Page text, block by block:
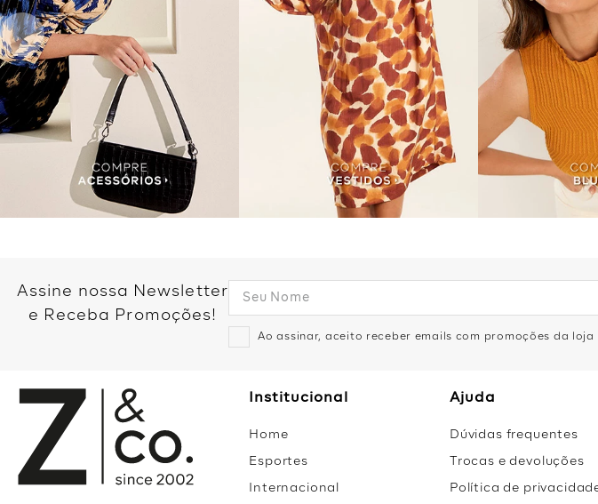
Assine nossa Newsletter
e Receba Promoções!
Ao assinar, aceito receber emails com promoções da loja
Institucional
Home
Esportes
Internacional
Ajuda
Dúvidas frequentes
Trocas e devoluções
Política de